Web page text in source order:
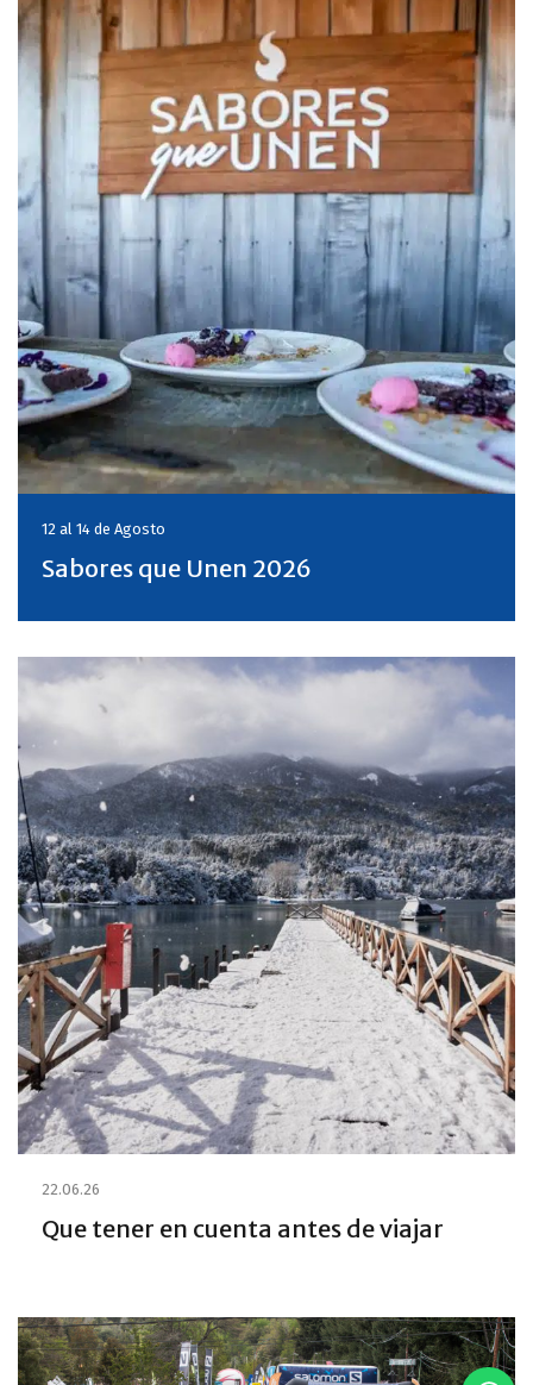
12 al 14 de Agosto
Sabores que Unen 2026
22.06.26
Que tener en cuenta antes de viajar